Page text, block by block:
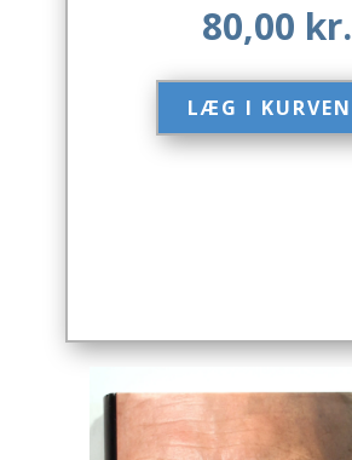
Biografier / Erindringer
Børnebøger
Drikkevare / Øl / Vin
Engelsk
80,00 kr.
LÆG I KURVEN​